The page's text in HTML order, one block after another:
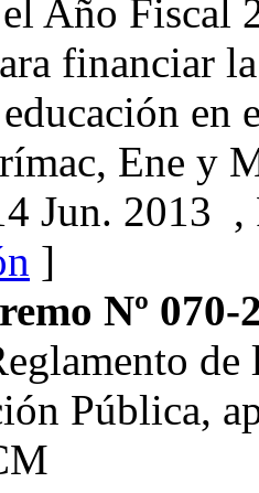
Año Fiscal
financiar
en
Ene y
Jun. 2013
]
Nº
de
Pública,